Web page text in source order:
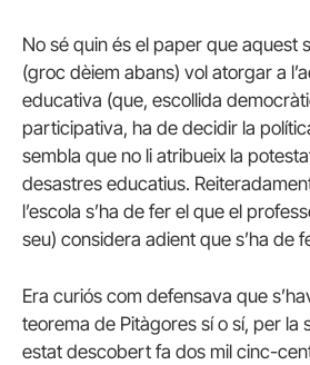
No sé quin és el paper que aquest
(groc dèiem abans) vol atorgar a
educativa (que, escollida
participativa, ha de decidir la
sembla que no li atribueix la
desastres educatius.
l’escola s’ha de fer el que el
seu) considera adient que s’ha de
Era curiós com defensava que
teorema de Pitàgores sí o sí, per la
estat descobert fa dos mil cinc-